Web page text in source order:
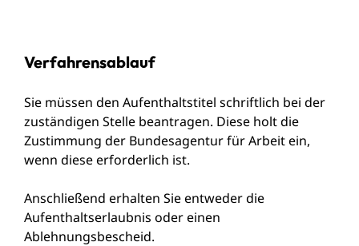
Verfahrensablauf
Sie müssen den Aufenthaltstitel schriftlich bei der
zuständigen Stelle beantragen. Diese holt die
Zustimmung der Bundesagentur für Arbeit ein,
wenn diese erforderlich ist.
Anschließend erhalten Sie entweder die
Aufenthaltserlaubnis oder einen
Ablehnungsbescheid.